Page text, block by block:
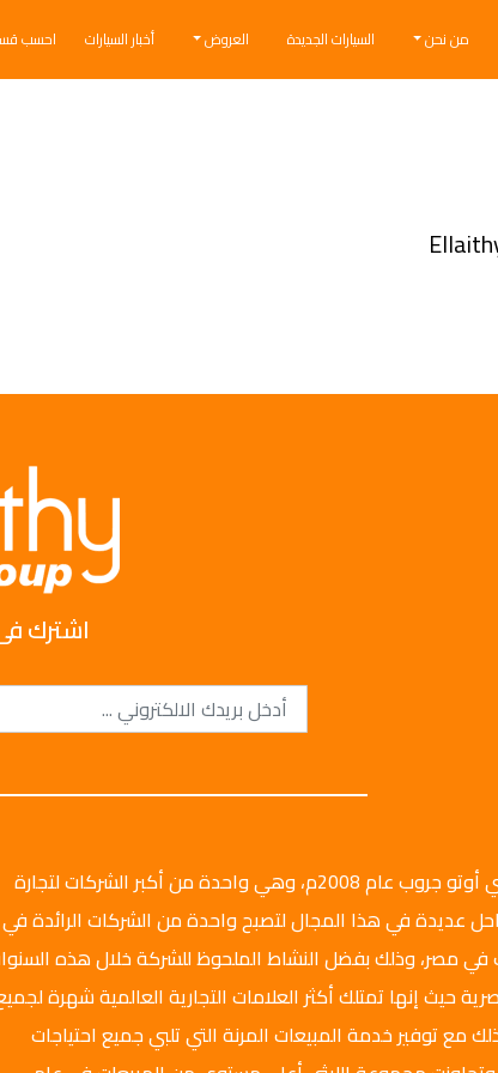
Breadcrumb
من نحن السيارات الجديدة العروض أخبار السيارات احسب
اشترك
تأسست شركة الليثي أوتو جروب عام 2008م، وهي واحدة من أكبر الشركات لتجارة
عديدة في هذا المجال لتصبح واحدة من الشركات الرائدة في
في مصر، وذلك بفضل النشاط الملحوظ للشركة خلال هذه
حيث إنها تمتلك أكثر العلامات التجارية العالمية شهرة
مع توفير خدمة المبيعات المرنة التي تلبي جميع احتياجات